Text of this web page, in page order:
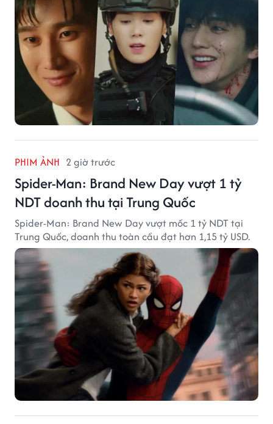
PHIM ẢNH 2 giờ trước
Spider-Man: Brand New Day vượt 1 tỷ
NDT doanh thu tại Trung Quốc
Spider-Man: Brand New Day vượt mốc 1 tỷ NDT tại
Trung Quốc, doanh thu toàn cầu đạt hơn 1,15 tỷ USD.